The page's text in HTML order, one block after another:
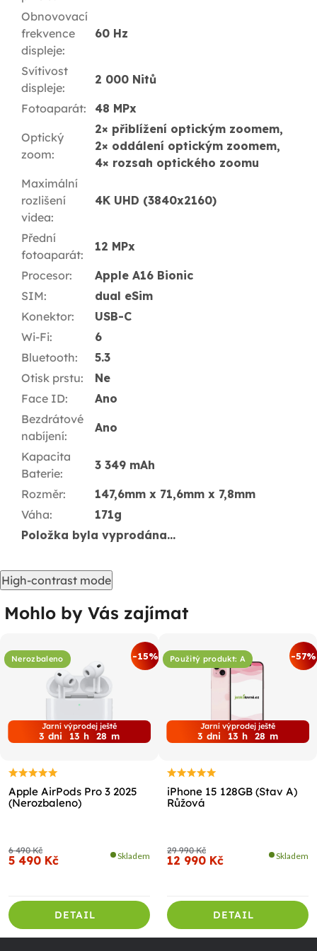
Obnovovací
frekvence
displeje:
60 Hz
Svítivost
displeje:
2 000 Nitů
Fotoaparát: 48 MPx
Optický
zoom:
2× přiblížení optickým zoomem,
2× oddálení optickým zoomem,
4× rozsah optického zoomu
Maximální
rozlišení
videa:
4K UHD (3840x2160)
Přední
fotoaparát:
12 MPx
Procesor:
Apple A16 Bionic
SIM:
dual eSim
Konektor:
USB-C
Wi-Fi:
6
Bluetooth:
5.3
Otisk prstu:
Ne
Face ID:
Ano
Bezdrátové
nabíjení:
Ano
Kapacita
Baterie:
3 349 mAh
Rozměr:
147,6mm x 71,6mm x 7,8mm
Váha:
171g
Položka byla vyprodána…
High-contrast mode
Mohlo by Vás zajímat
Nerozbaleno -15%
Jarní výprodej ještě
3 dni 13 h 28 m
Apple AirPods Pro 3 2025
(Nerozbaleno)
6 490 Kč
5 490 Kč Skladem
DETAIL
Použitý produkt: A -57%
Jarní výprodej ještě
3 dni 13 h 28 m
iPhone 15 128GB (Stav A)
Růžová
29 990 Kč
12 990 Kč Skladem
DETAIL